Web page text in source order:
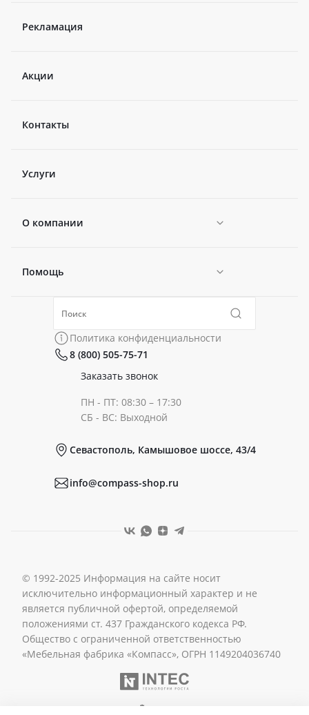
Рекламация
Акции
Контакты
Услуги
О компании
Новости
Политика конфиденциальности
Помощь
Коллекции
Политика конфиденциальности
8 (800) 505-75-71
Заказать звонок
ПН - ПТ: 08:30 – 17:30
СБ - ВС: Выходной
Севастополь, Камышовое шоссе, 43/4
info@compass-shop.ru
© 1992-2025 Информация на сайте носит
исключительно информационный характер и не
является публичной офертой, определяемой
положениями ст. 437 Гражданского кодекса РФ.
Общество с ограниченной ответственностью
«Мебельная фабрика «Компасс», ОГРН 1149204036740